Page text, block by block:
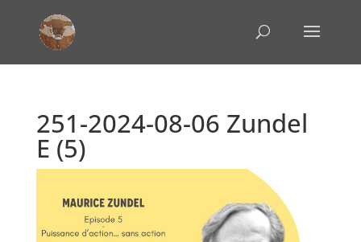
251-2024-08-06 Zundel
E (5)